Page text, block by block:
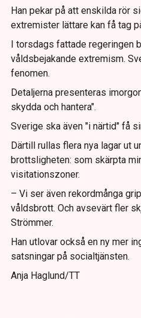
Han pekar på att enskilda rör
extremister lättare kan få tag
I torsdags fattade regeringen
våldsbejakande extremism.
fenomen.
Detaljerna presenteras
skydda och hantera".
Sverige ska även "i närtid" få
Därtill rullas flera nya lagar ut
brottsligheten: som skärpta
visitationszoner.
– Vi ser även rekordmånga
våldsbrott. Och avsevärt fler
Strömmer.
Han utlovar också en ny mer
satsningar på socialtjänsten.
Anja Haglund/TT